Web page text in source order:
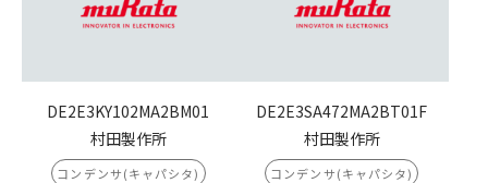
DE2E3KY102MA2BM01
村田製作所
コンデンサ(キャパシタ)
DE2E3SA472MA2BT01F
村田製作所
コンデンサ(キャパシタ)